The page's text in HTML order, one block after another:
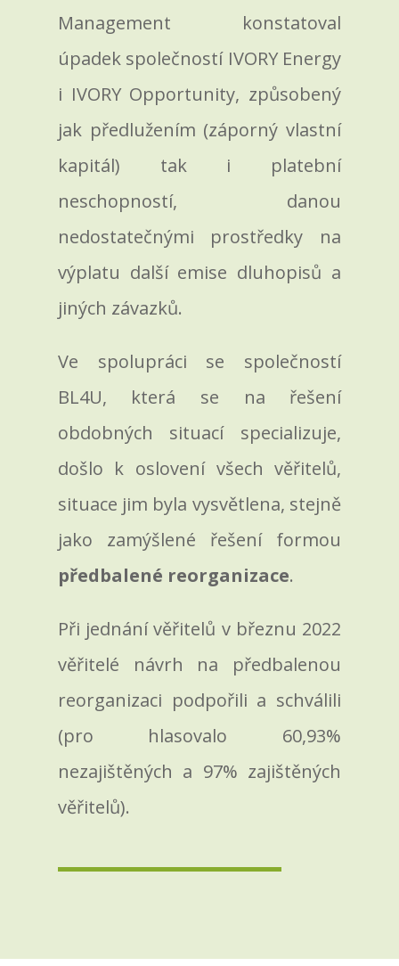
Management konstatoval
úpadek společností IVORY Energy
i IVORY Opportunity, způsobený
jak předlužením (záporný vlastní
kapitál) tak i platební
neschopností, danou
nedostatečnými prostředky na
výplatu další emise dluhopisů a
jiných závazků.
Ve spolupráci se společností
BL4U, která se na řešení
obdobných situací specializuje,
došlo k oslovení všech věřitelů,
situace jim byla vysvětlena, stejně
jako zamýšlené řešení formou
předbalené reorganizace.
Při jednání věřitelů v březnu 2022
věřitelé návrh na předbalenou
reorganizaci podpořili a schválili
(pro hlasovalo 60,93%
nezajištěných a 97% zajištěných
věřitelů).